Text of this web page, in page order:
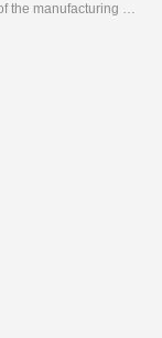
Development, design, production and sales in one of the manufacturing enterprises